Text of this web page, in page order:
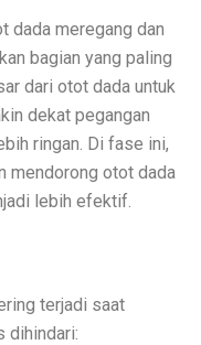
Tren Mencurigakan dari
Pasar Dibuka
Sering Diabaikan
Karbon Lintas Batas
Pajero Sport
ASSA, ARCI, BWPT
dada meregang dan
bagian yang paling
dari otot dada untuk
dekat pegangan
ringan. Di fase ini,
mendorong otot dada
lebih efektif.
terjadi saat
dihindari: